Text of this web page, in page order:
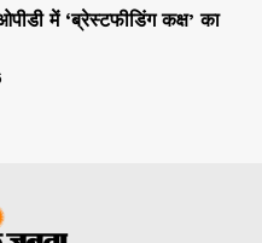
में ‘ब्रेस्टफीडिंग कक्ष’ का